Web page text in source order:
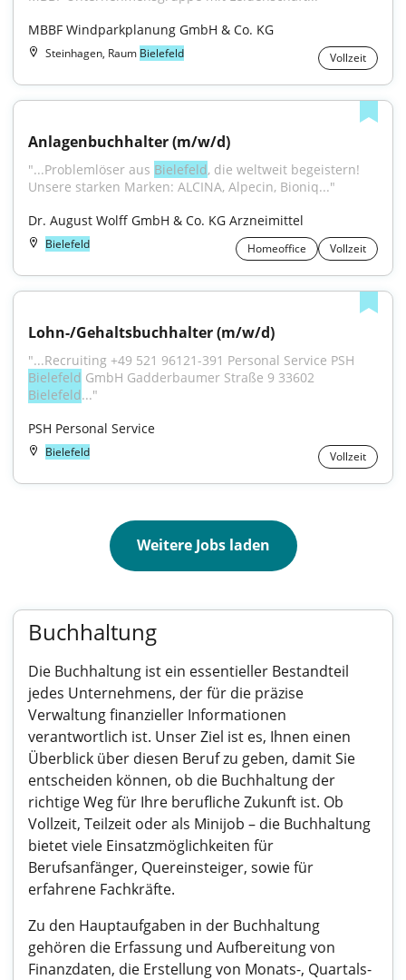
MBBF Windparkplanung GmbH & Co. KG
Steinhagen, Raum Bielefeld Vollzeit
Anlagenbuchhalter (m/w/d)
"...Problemlöser aus Bielefeld, die weltweit begeistern!
Unsere starken Marken: ALCINA, Alpecin, Bioniq..."
Dr. August Wolff GmbH & Co. KG Arzneimittel
Bielefeld Homeoffice Vollzeit
Lohn-/Gehaltsbuchhalter (m/w/d)
Bielefeld
Bielefeld..."
PSH Personal Service
Bielefeld Vollzeit
Weitere Jobs laden
Buchhaltung
Die Buchhaltung ist ein essentieller Bestandteil
jedes Unternehmens, der für die präzise
Verwaltung finanzieller Informationen
verantwortlich ist. Unser Ziel ist es, Ihnen einen
Überblick über diesen Beruf zu geben, damit Sie
entscheiden können, ob die Buchhaltung der
richtige Weg für Ihre berufliche Zukunft ist. Ob
Vollzeit, Teilzeit oder als Minijob – die Buchhaltung
bietet viele Einsatzmöglichkeiten für
Berufsanfänger, Quereinsteiger, sowie für
erfahrene Fachkräfte.
Zu den Hauptaufgaben in der Buchhaltung
gehören die Erfassung und Aufbereitung von
Finanzdaten, die Erstellung von Monats-, Quartals-